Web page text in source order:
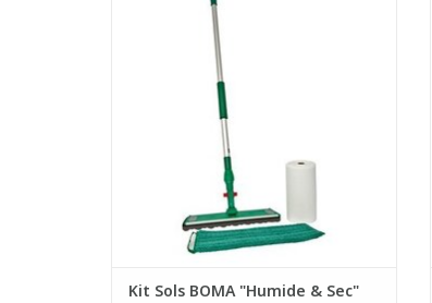
- Manche en aluminium extensible
- Nettoyage à sec avec une linguette
imprégnée
- Nettoyage humide avec un mop en
microfibres
AJOUTER AU PANIER
Kit Sols BOMA "Humide & Sec"